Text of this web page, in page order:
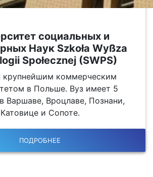
социальных и
Наук Szkoła Wyßza
Społecznej (SWPS)
крупнейшим коммерческим
в Польше. Вуз имеет 5
Варшаве, Вроцлаве, Познани,
Катовице и Сопоте.
ПОДРОБНЕЕ